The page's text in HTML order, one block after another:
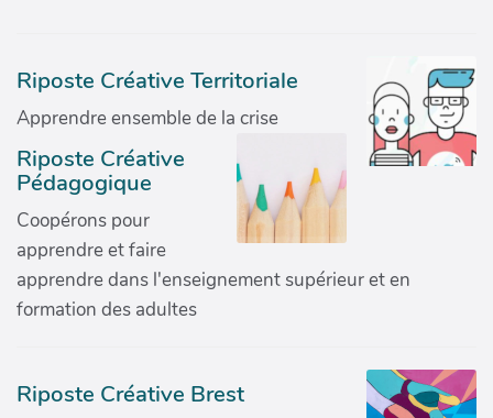
Riposte Créative Territoriale
Apprendre ensemble de la crise
Riposte Créative
Pédagogique
Coopérons pour
apprendre et faire
apprendre dans l'enseignement supérieur et en
formation des adultes
Riposte Créative Brest